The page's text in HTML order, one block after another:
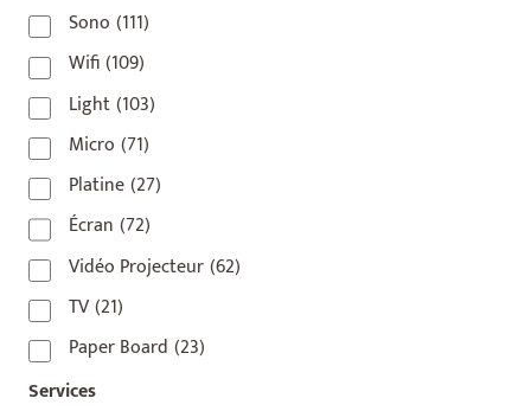
75004(2)
75006 (5)
75007(7)
75008 (17)
75009(5)
75010 (9)
75011 (17)
75012(8)
75013(2)
75014
Sono (111)
Wifi(109)
Light(103)
Micro (71)
Platine(27)
Écran (72)
Vidéo Projecteur(62)
TV(21)
Paper Board (23)
Services